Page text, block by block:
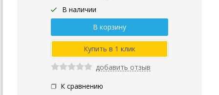
В наличии
добавить отзыв
К сравнению